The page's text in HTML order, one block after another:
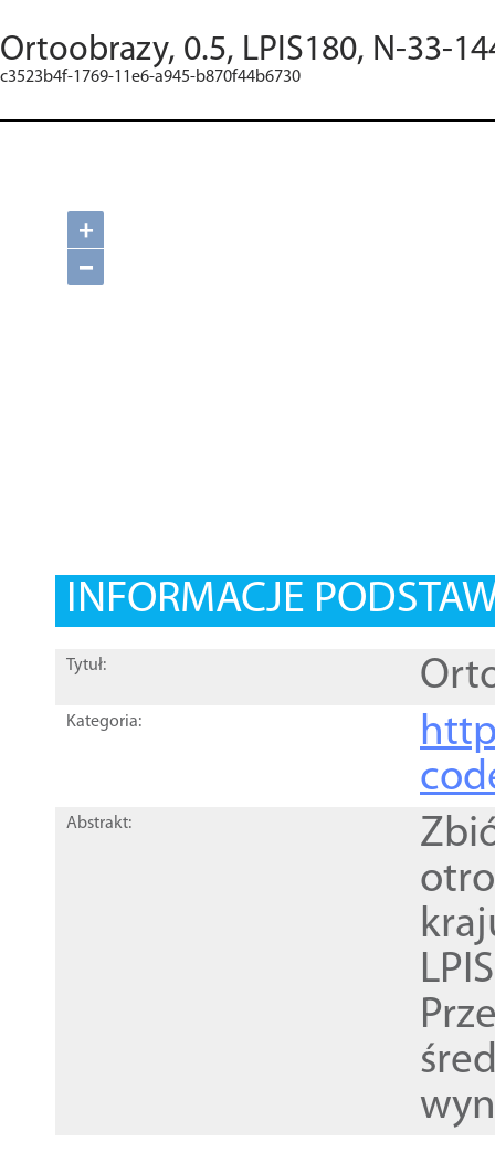
Ortoobrazy, 0.5, LPIS180, N-33-
c3523b4f-1769-11e6-a945-b870f44b6730
+
−
INFORMACJE
Tytuł:
Kategoria:
Abstrakt: